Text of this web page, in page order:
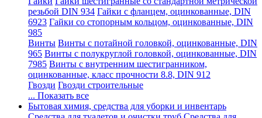
резьбой DIN 934 Гайки с фланцем, оцинкованные, DIN
6923 Гайки со стопорным кольцом, оцинкованные, DIN
985
Винты Винты с потайной головкой, оцинкованные, DIN
965 Винты с полукруглой головкой, оцинкованные, DIN
7985 Винты с внутренним шестигранником,
оцинкованные, класс прочности 8.8, DIN 912
Гвозди Гвозди строительные
... Показать все
Бытовая химия, средства для уборки и инвентарь